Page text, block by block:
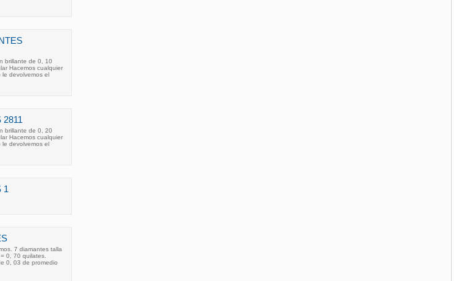
brillante de 0, 10
Hacemos cualquier
devolvemos el
2811
brillante de 0, 20
Hacemos cualquier
devolvemos el
1
7 diamantes talla
0, 70 quilates.
0, 03 de promedio